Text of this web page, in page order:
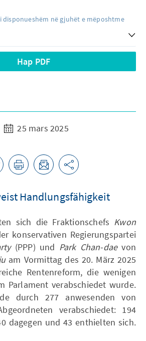
disponueshëm në gjuhët e mëposhtme
Hap PDF
25 mars 2025
Handlungsfähigkeit
sich die Fraktionschefs Kwon
konservativen Regierungspartei
(PPP) und Park Chan-daevon
am Vormittag des 20. März 2025
Rentenreform, die wenigen
Parlament verabschiedet wurde.
durch 277 anwesenden von
verabschiedet: 194
dagegen und 43 enthielten sich.